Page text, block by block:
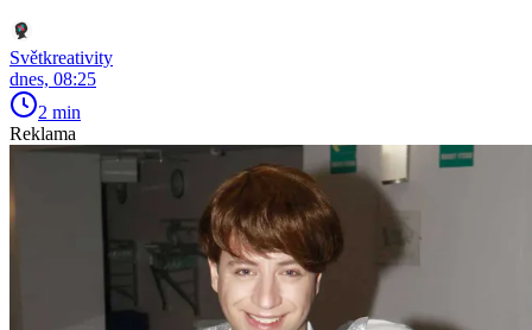
Světkreativity
dnes, 08:25
2 min
Reklama